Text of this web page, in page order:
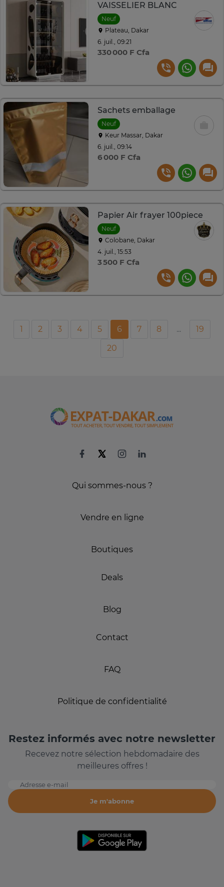
VAISSELIER BLANC
Neuf
Plateau, Dakar
6. juil., 09:21
330 000 F Cfa
Sachets emballage
Neuf
Keur Massar, Dakar
6. juil., 09:14
6 000 F Cfa
Papier Air frayer 100piece
Neuf
Colobane, Dakar
4. juil., 15:53
3 500 F Cfa
1 2 3 4 5 6 7 8 ...
19
20
Qui sommes-nous ?
Vendre en ligne
Boutiques
Deals
Blog
Contact
FAQ
Politique de confidentialité
Restez informés avec notre newsletter
Recevez notre sélection hebdomadaire des
meilleures offres !
Adresse e-mail
Je m'abonne